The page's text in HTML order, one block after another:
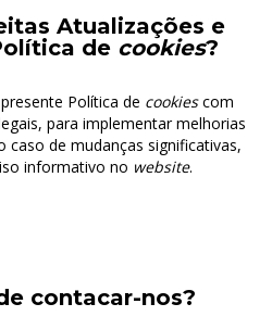
Atualizações e
de cookies?
Política de cookiescom
para implementar melhorias
de mudanças significativas,
informativo no website.
contacar-nos?